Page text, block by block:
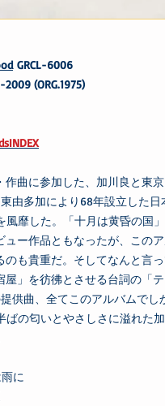
GRCL-6006
(ORG.1975)
作曲に参加した、加川良と東
由多加により68年設立した日
風靡した。「十月は黄昏の国
ュー作品ともなったが、この
のも貴重だ。そしてなんと言
屋」を彷彿とさせる台詞の「
供曲、全てこのアルバムで
ばの匂いとやさしさに溢れた
に